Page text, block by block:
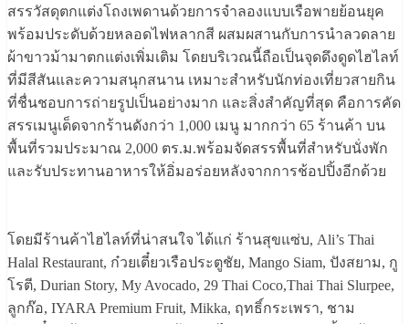
สรรวัสดุตกแต่งโถงเพดานด้วยการจำลองแบบเรือพายย้อนยุค
พร้อมประดับด้วยหลอดไฟหลากสี ผสมผสานกับการนำลวดลาย
ผ้าขาวม้ามาตกแต่งเพิ่มเติม โดยบริเวณนี้ถือเป็นจุดดึงดูดไฮไลท์
ที่มีสีสันและความสนุกสนาน เหมาะสำหรับนักท่องเที่ยวสายกิน
ที่ชื่นชอบการถ่ายรูปเป็นอย่างมาก และสิ่งสำคัญที่สุด คือการคัด
สรรเมนูเด็ดจากร้านดังกว่า 1,000 เมนู มากกว่า 65 ร้านค้า บน
พื้นที่รวมประมาณ 2,000 ตร.ม.พร้อมจัดสรรพื้นที่สำหรับนั่งพัก
และรับประทานอาหารให้อิ่มอร่อยหลังจากการช้อปปิ้งอีกด้วย
โดยมีร้านค้าไฮไลท์ที่น่าสนใจ ได้แก่ ร้านสุขแซ่บ, Ali’s Thai
Halal Restaurant, ก๋วยเตี๋ยวเรือประตูชัย, Mango Siam, ปังสยาม, กู
โรตี, Durian Story, My Avocado, 29 Thai Coco,Thai Thai Slurpee,
ลูกก๊อ, IYARA Premium Fruit, Mikka, ฤทธิ์กระเพรา, ชาม